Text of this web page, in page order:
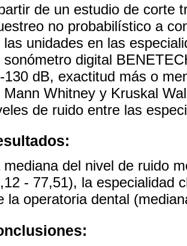
de un estudio de corte
no probabilístico a
las unidades en las
sonómetro digital
130 dB, exactitud más o
Mann Whitney y Kruskal
de ruido entre las
mediana del nivel de ruido
- 77,51), la especialidad
la operatoria dental